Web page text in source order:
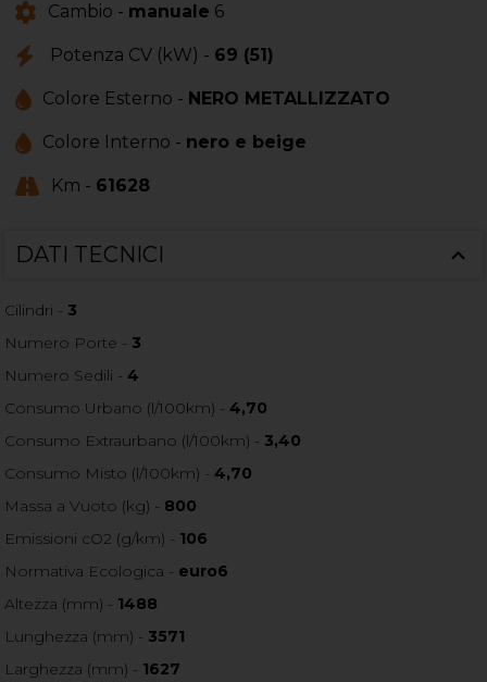
Cambio - manuale 6
Potenza CV (kW) - 69 (51)
Colore Esterno - NERO METALLIZZATO
Colore Interno - nero e beige
Km - 61628
DATI TECNICI
Cilindri - 3
Numero Porte - 3
Numero Sedili -4
Consumo Urbano (l/100km) -4,70
Consumo Extraurbano (l/100km) - 3,40
Consumo Misto (l/100km) -4,70
Massa a Vuoto (kg) - 800
Emissioni cO2 (g/km) - 106
Normativa Ecologica - euro6
Altezza (mm) - 1488
Lunghezza (mm) - 3571
Larghezza (mm) - 1627